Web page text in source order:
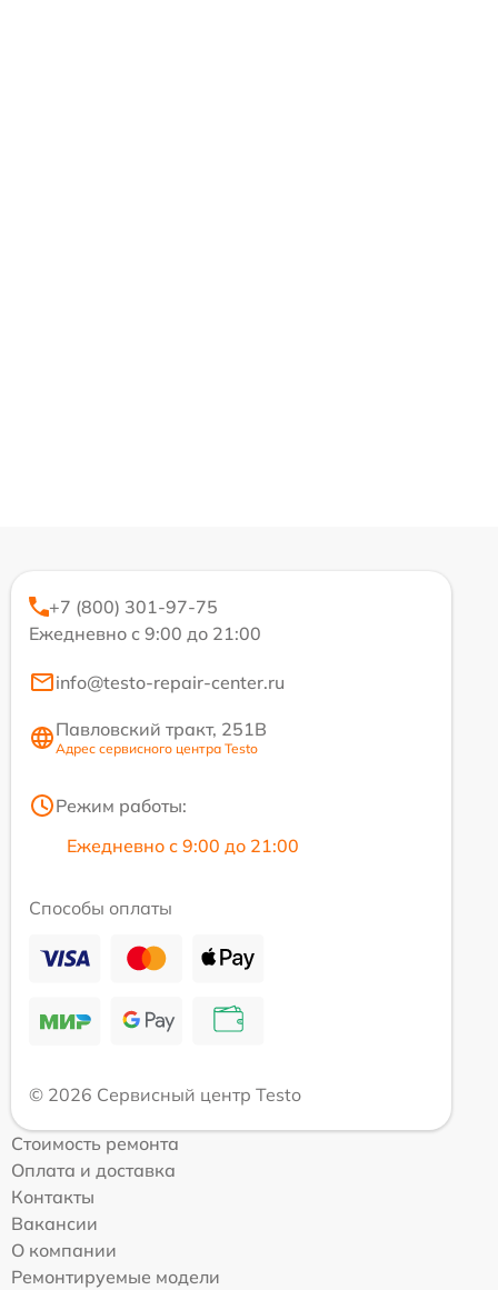
+7 (800) 301-97-75
Ежедневно с 9:00 до 21:00
info@testo-repair-center.ru
Павловский тракт, 251В
Адрес сервисного центра Testo
Режим работы:
Ежедневно с 9:00 до 21:00
Способы оплаты
© 2026 Сервисный центр Testo
Стоимость ремонта
Оплата и доставка
Контакты
Вакансии
О компании
Ремонтируемые модели